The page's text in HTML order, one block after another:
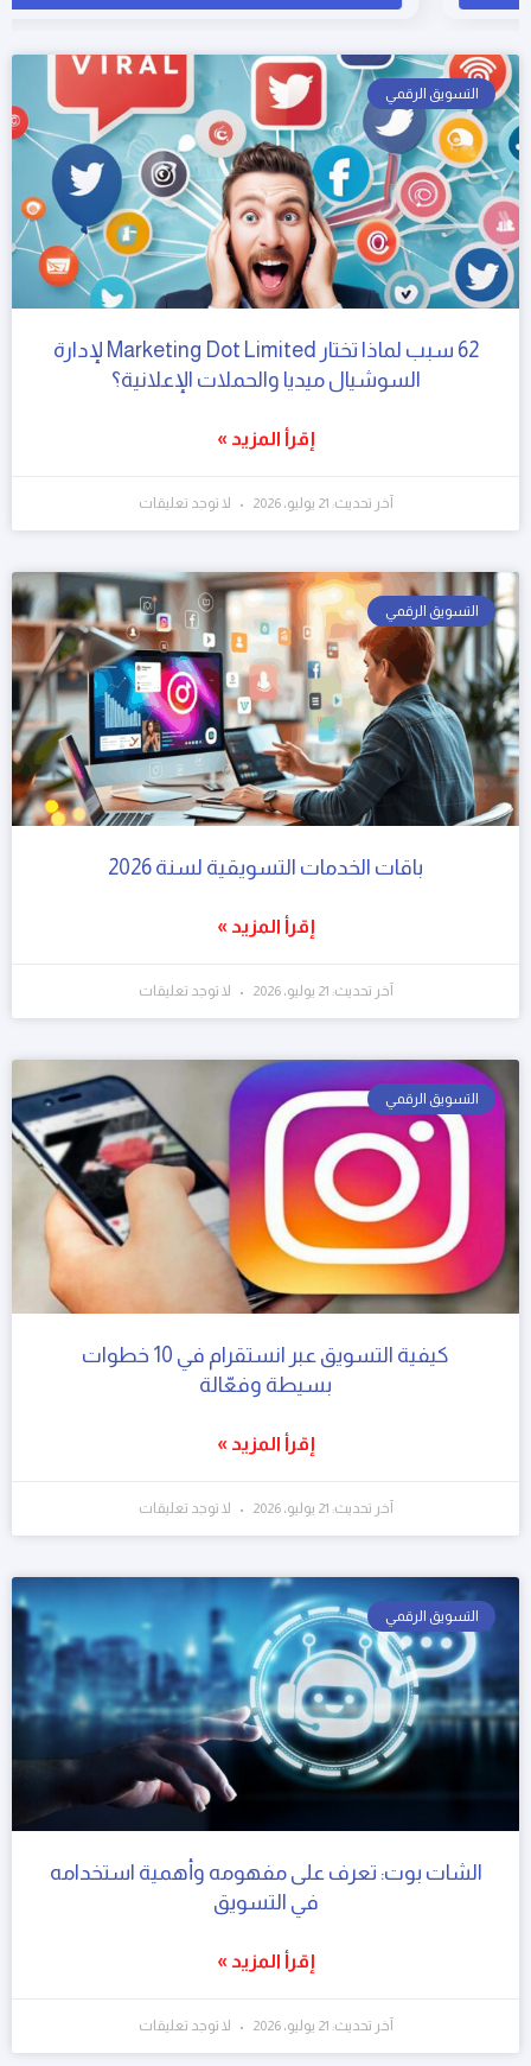
التسويق الرقمي
62 سبب لماذا تختار Marketing Dot Limited لإدارة
السوشيال ميديا والحملات الإعلانية؟
إقرأ المزيد »
آخر تحديث: 21 يوليو، 2026 لا توجد تعليقات
التسويق الرقمي
باقات الخدمات التسويقية لسنة 2026
إقرأ المزيد »
آخر تحديث: 21 يوليو، 2026 لا توجد تعليقات
التسويق الرقمي
كيفية التسويق عبر انستقرام في 10 خطوات
بسيطة وفعّالة
إقرأ المزيد »
آخر تحديث: 21 يوليو، 2026 لا توجد تعليقات
التسويق الرقمي
الشات بوت: تعرف على مفهومه وأهمية استخدامه
في التسويق
إقرأ المزيد »
آخر تحديث: 21 يوليو، 2026 لا توجد تعليقات